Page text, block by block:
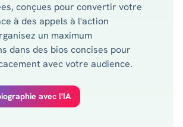
conçues pour convertir votre
à des appels à l'action
un maximum
dans des bios concises pour
avec votre audience.
avec l'IA